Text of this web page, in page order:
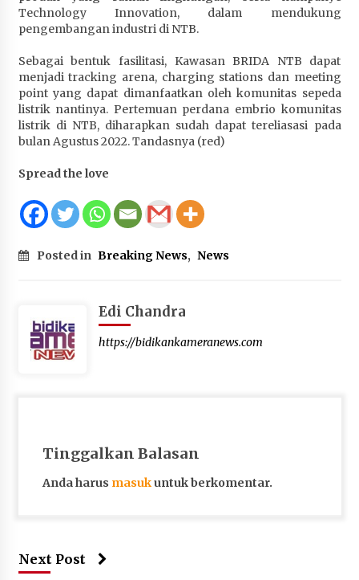
Technology Innovation, dalam mendukung
pengembangan industri di NTB.
Sebagai bentuk fasilitasi, Kawasan BRIDA NTB dapat
menjadi tracking arena, charging stations dan meeting
point yang dapat dimanfaatkan oleh komunitas sepeda
listrik nantinya. Pertemuan perdana embrio komunitas
listrik di NTB, diharapkan sudah dapat tereliasasi pada
bulan Agustus 2022. Tandasnya (red)
Spread the love
Posted in Breaking News, News
Edi Chandra
https://bidikankameranews.com
Tinggalkan Balasan
Anda harus masukuntuk berkomentar.
Next Post